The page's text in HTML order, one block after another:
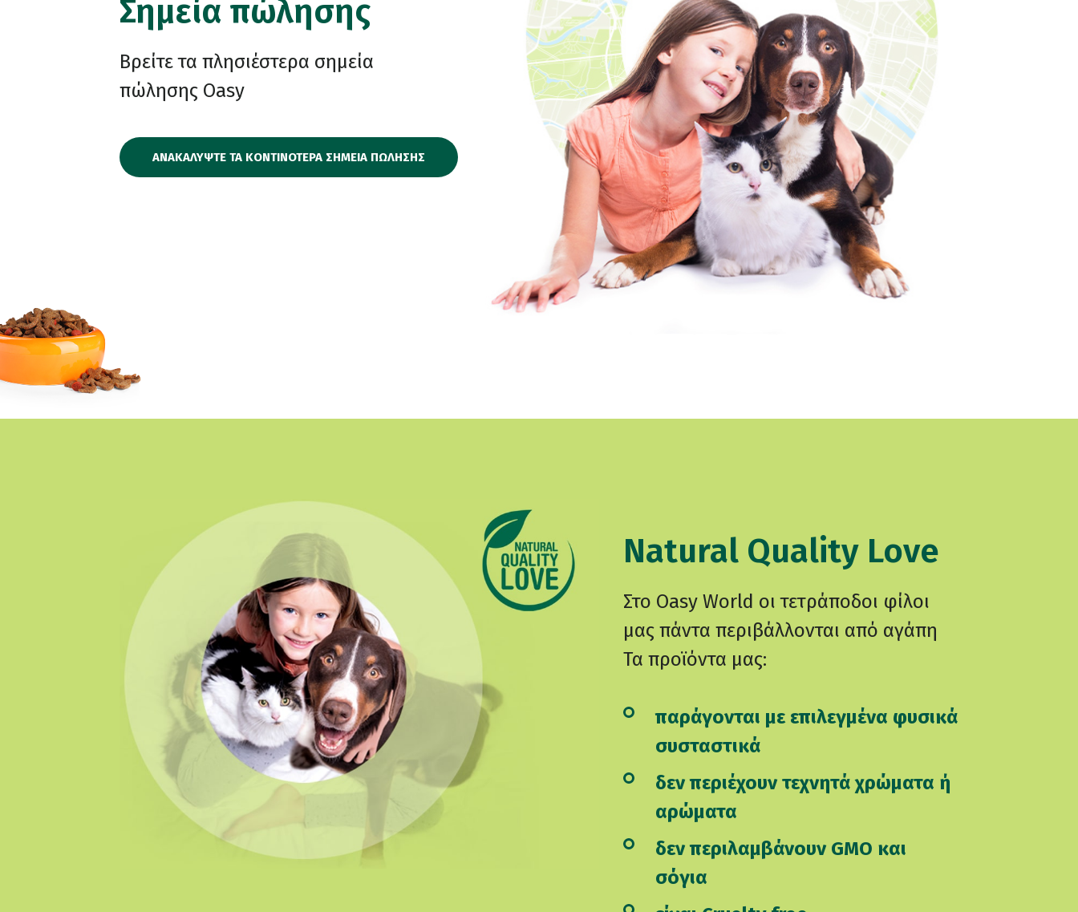
Σημεία πώλησης
Βρείτε τα πλησιέστερα σημεία
πώλησης Oasy
ΑΝΑΚΑΛΥΨΤΕ ΤΑ ΚΟΝΤΙΝΟΤΕΡΑ ΣΗΜΕΙΑ ΠΩΛΗΣΗΣ
Natural Quality Love
Στο Oasy World οι τετράποδοι φίλοι
μας πάντα περιβάλλονται από αγάπη
Τα προϊόντα μας:
παράγονται με επιλεγμένα φυσικά
συσταστικά
δεν περιέχουν τεχνητά χρώματα ή
αρώματα
δεν περιλαμβάνουν GMO και
σόγια